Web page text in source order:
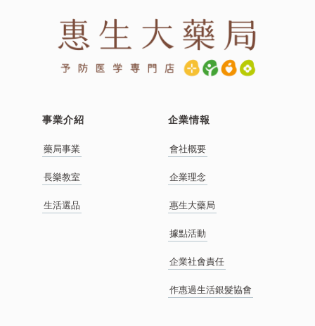
事業介紹
藥局事業
長樂教室
生活選品
企業情報
會社概要
企業理念
惠生大藥局
據點活動
企業社會責任
作惠過生活銀髮協會